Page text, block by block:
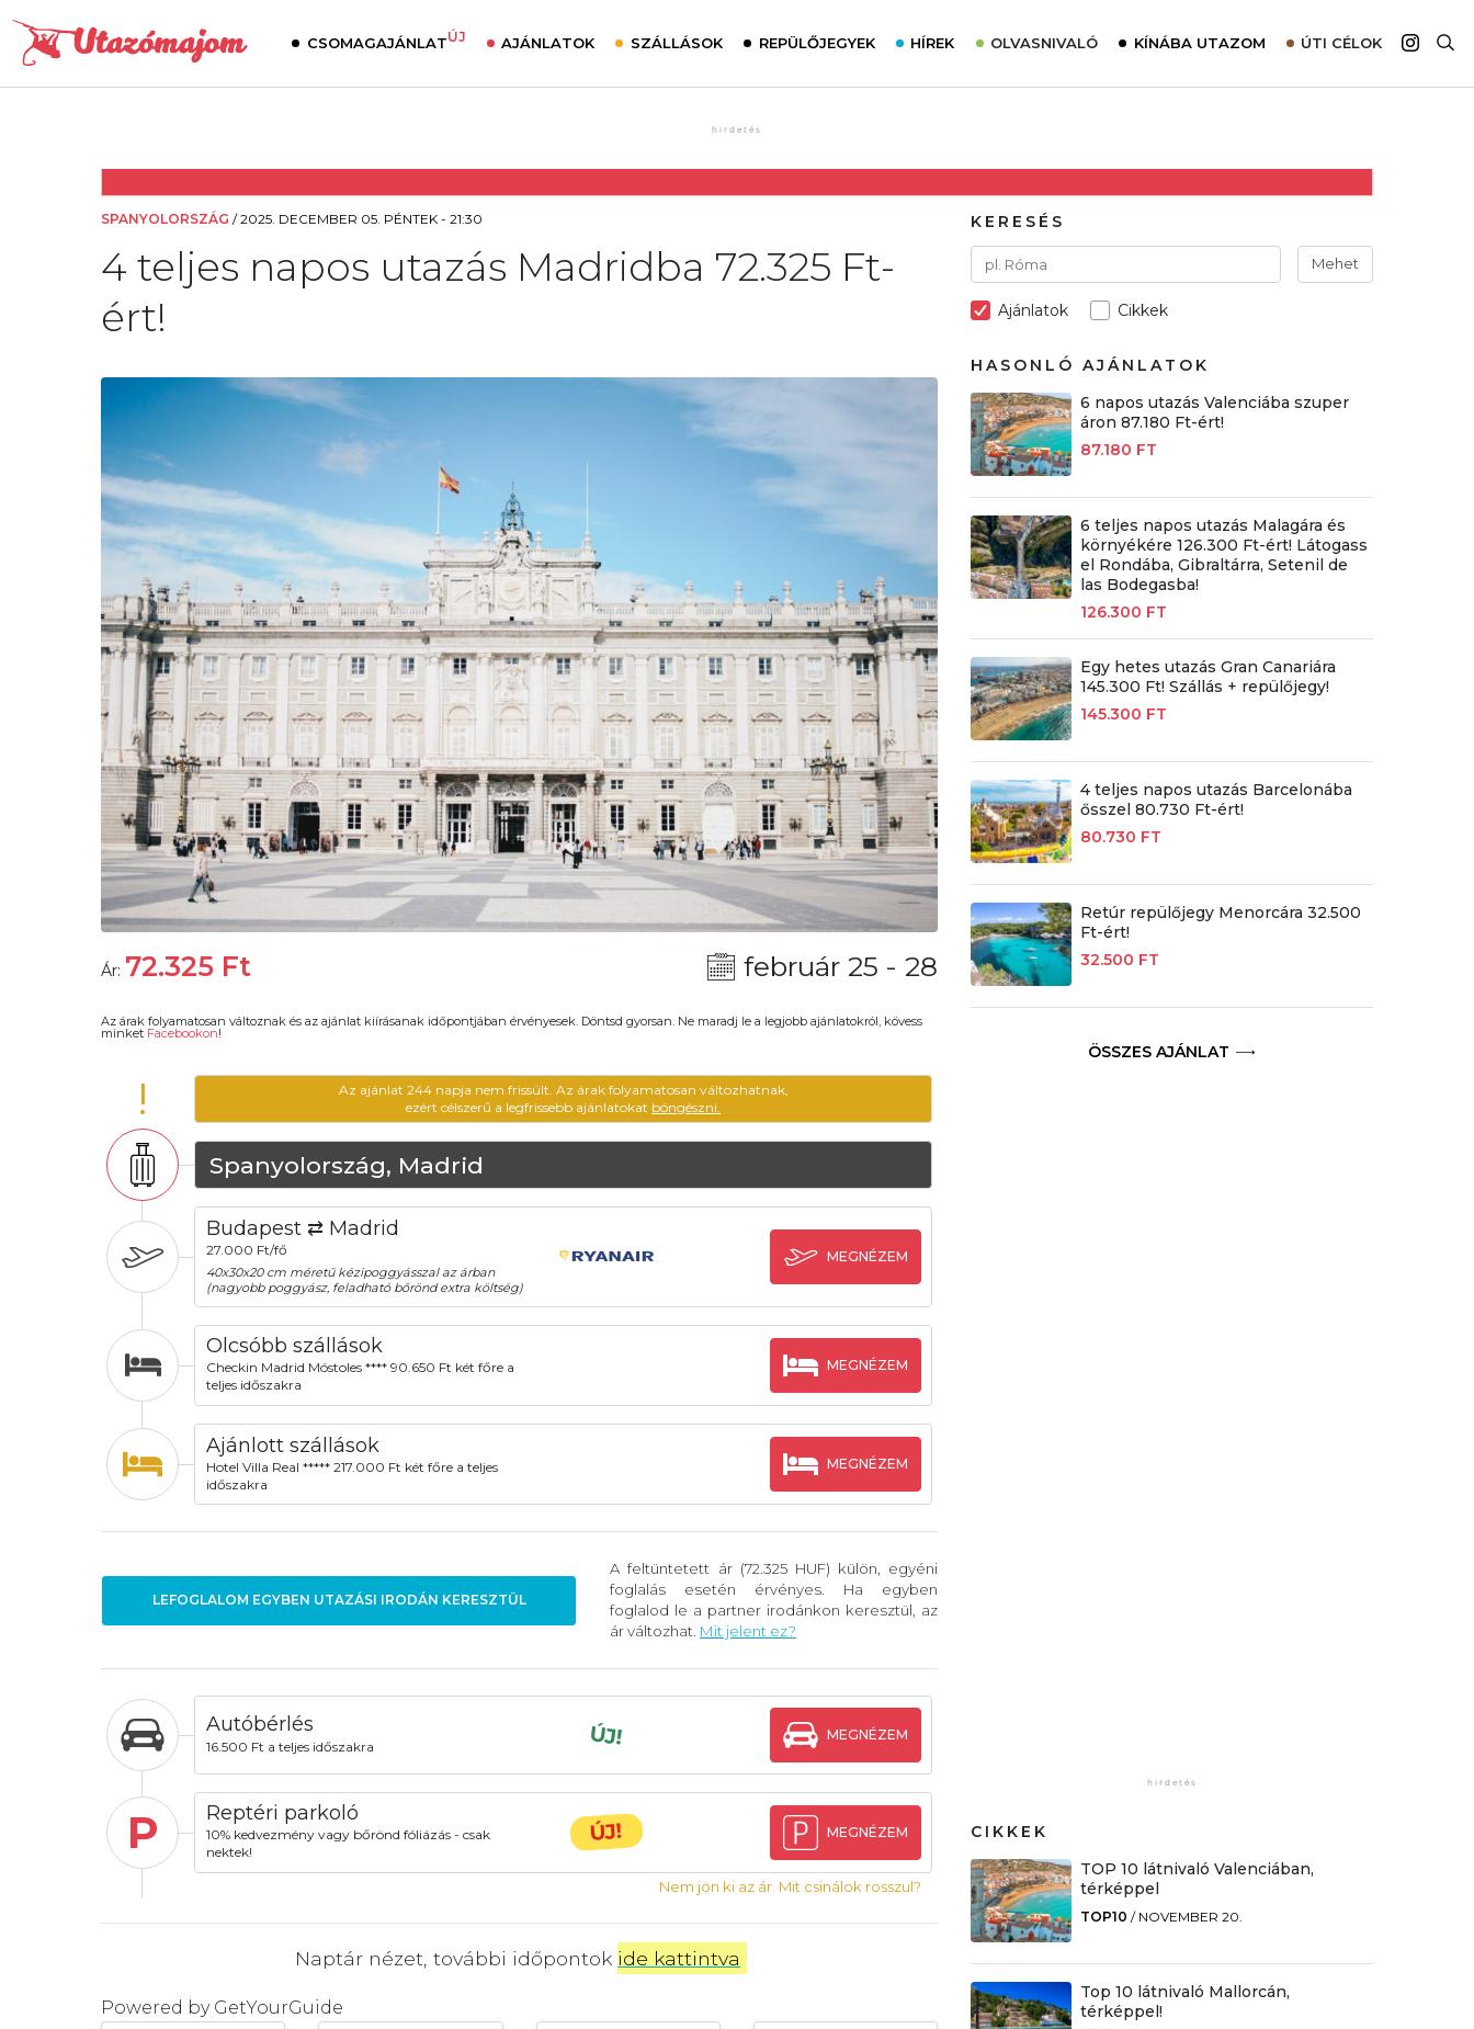
CSOMAGAJÁNLATÚJ AJÁNLATOK SZÁLLÁSOK REPÜLŐJEGYEK HÍREK OLVASNIVALÓ
Utazómajom – CitySIM kártya a világutazóknak
Élménybeszámolók
Szállodalátogatás
Sajtómegjelenések
KÍNÁBA UTAZOM ÚTI CÉLOK
Afrika
SPANYOLORSZÁG /2025. DECEMBER 05. PÉNTEK - 21:30
4 teljes napos utazás Madridba 72.325 Ft-
ért!
Ár: 72.325 Ft február 25 - 28
Az árak folyamatosan változnak és az ajánlat kiírásanak időpontjában érvényesek. Döntsd gyorsan. Ne maradj le a legjobb ajánlatokról, kövess
minket Facebookon!
!
Az ajánlat 244 napja nem frissült. Az árak folyamatosan változhatnak,
ezért célszerű a legfrissebb ajánlatokat böngészni.
Spanyolország, Madrid
Budapest ⇄ Madrid
27.000 Ft/fő
40x30x20 cm méretű kézipoggyásszal az árban
(nagyobb poggyász, feladható bőrönd extra költség)
MEGNÉZEM
Olcsóbb szállások
Checkin Madrid Móstoles **** 90.650 Ft két főre a
teljes időszakra
MEGNÉZEM
Ajánlott szállások
Hotel Villa Real ***** 217.000 Ft két főre a teljes
időszakra
MEGNÉZEM
LEFOGLALOM EGYBEN UTAZÁSI IRODÁN KERESZTÜL
A feltüntetett ár (72.325 HUF) külön, egyéni
foglalás esetén érvényes. Ha egyben
foglalod le a partner irodánkon keresztül, az
ár változhat. Mit jelent ez?
Autóbérlés
16.500 Ft a teljes időszakra ÚJ! MEGNÉZEM
P Reptéri parkoló
10% kedvezmény vagy bőrönd fóliázás - csak
nektek!
ÚJ! MEGNÉZEM
Nem jön ki az ár. Mit csinálok rosszul?
Naptár nézet, további időpontok ide kattintva
Powered by GetYourGuide
KERESÉS
Mehet
Ajánlatok Cikkek
HASONLÓ AJÁNLATOK
6 napos utazás Valenciába szuper
áron 87.180 Ft-ért!
87.180 FT
6 teljes napos utazás Malagára és
környékére 126.300 Ft-ért! Látogass
el Rondába, Gibraltárra, Setenil de
las Bodegasba!
126.300 FT
Egy hetes utazás Gran Canariára
145.300 Ft! Szállás + repülőjegy!
145.300 FT
4 teljes napos utazás Barcelonába
ősszel 80.730 Ft-ért!
80.730 FT
Retúr repülőjegy Menorcára 32.500
Ft-ért!
32.500 FT
ÖSSZES AJÁNLAT
CIKKEK
TOP 10 látnivaló Valenciában,
térképpel
TOP10 / NOVEMBER 20.
Top 10 látnivaló Mallorcán,
térképpel!